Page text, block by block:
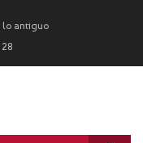
lo antiguo